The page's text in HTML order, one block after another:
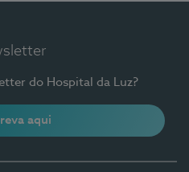
do Hospital da Luz?
aqui